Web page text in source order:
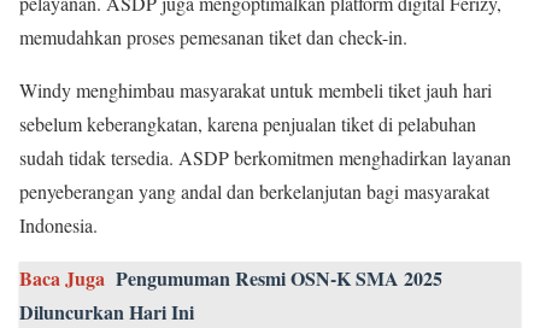
memudahkan proses pemesanan tiket dan check-in.
Windy menghimbau masyarakat untuk membeli tiket jauh hari
sebelum keberangkatan, karena penjualan tiket di pelabuhan
sudah tidak tersedia. ASDP berkomitmen menghadirkan layanan
penyeberangan yang andal dan berkelanjutan bagi masyarakat
Indonesia.
Baca Juga Pengumuman Resmi OSN-K SMA 2025
Diluncurkan Hari Ini